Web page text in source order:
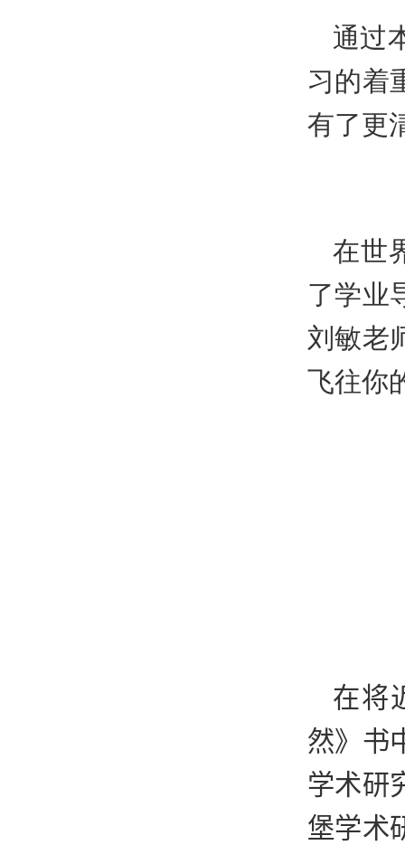
通过
习的着
有了更
在世
了学业
刘敏老
飞往你
在将
然》书
学术研
堡学术